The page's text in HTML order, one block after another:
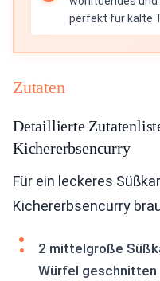
perfekt für kalte
Zutaten
Detaillierte
Kichererbsencurry
Für ein leckeres
Kichererbsencurry
2 mittelgroße
Würfel geschnitten